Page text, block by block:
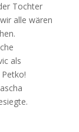
Tochter
alle wären
als